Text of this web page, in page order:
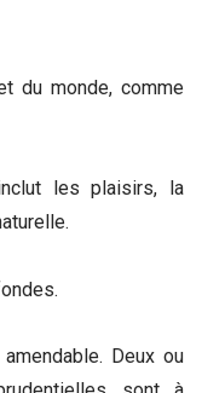
monde, comme
les plaisirs, la
Deux ou